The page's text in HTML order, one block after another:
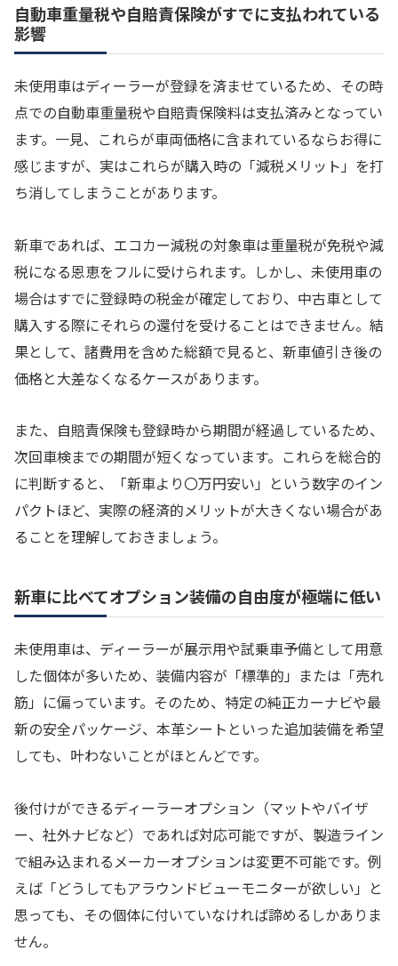
自動車重量税や自賠責保険がすでに支払われている
影響
未使用車はディーラーが登録を済ませているため、その時
点での自動車重量税や自賠責保険料は支払済みとなってい
ます。一見、これらが車両価格に含まれているならお得に
感じますが、実はこれらが購入時の「減税メリット」を打
ち消してしまうことがあります。
新車であれば、エコカー減税の対象車は重量税が免税や減
税になる恩恵をフルに受けられます。しかし、未使用車の
場合はすでに登録時の税金が確定しており、中古車として
購入する際にそれらの還付を受けることはできません。結
果として、諸費用を含めた総額で見ると、新車値引き後の
価格と大差なくなるケースがあります。
また、自賠責保険も登録時から期間が経過しているため、
次回車検までの期間が短くなっています。これらを総合的
に判断すると、「新車より〇万円安い」という数字のイン
パクトほど、実際の経済的メリットが大きくない場合があ
ることを理解しておきましょう。
新車に比べてオプション装備の自由度が極端に低い
未使用車は、ディーラーが展示用や試乗車予備として用意
した個体が多いため、装備内容が「標準的」または「売れ
筋」に偏っています。そのため、特定の純正カーナビや最
新の安全パッケージ、本革シートといった追加装備を希望
しても、叶わないことがほとんどです。
後付けができるディーラーオプション（マットやバイザ
ー、社外ナビなど）であれば対応可能ですが、製造ライン
で組み込まれるメーカーオプションは変更不可能です。例
えば「どうしてもアラウンドビューモニターが欲しい」と
思っても、その個体に付いていなければ諦めるしかありま
せん。